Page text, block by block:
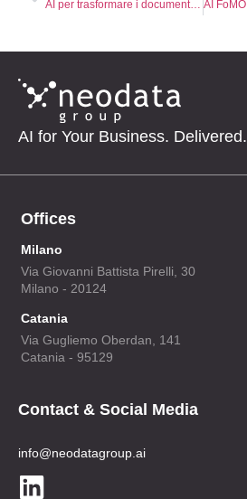
AI per trasformare i documenti in conoscenze utilizzabili
AI for Your Business. Delivered.
Offices
Milano
Via Giovanni Battista Pirelli, 30
Milano - 20124
Catania
Via Gugliemo Oberdan, 141
Catania - 95129
Contact & Social Media
info@neodatagroup.ai